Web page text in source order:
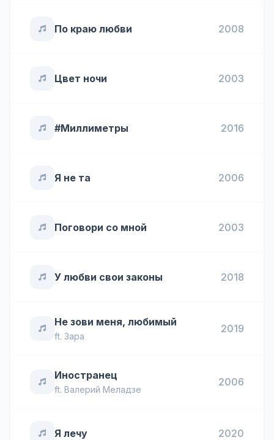
По краю любви 2008
Цвет ночи 2003
#Миллиметры 2016
Я не та 2006
Поговори со мной 2003
У любви свои законы 2018
Не зови меня, любимый
ft. Зара
2019
Иностранец
ft. Валерий Меладзе
2006
Я лечу 2020